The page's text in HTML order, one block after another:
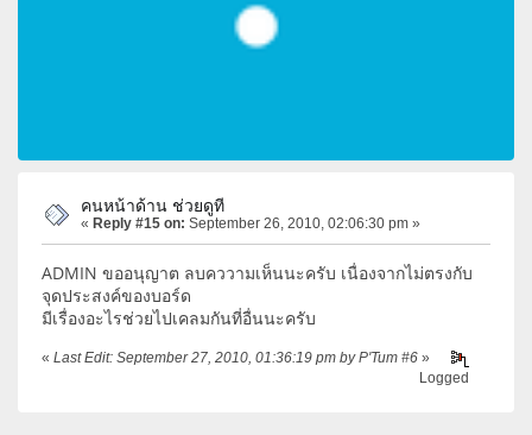
คนหน้าด้าน ช่วยดูที
« Reply #15 on: September 26, 2010, 02:06:30 pm »
ADMIN ขออนุญาต ลบคววามเห็นนะครับ เนื่องจากไม่ตรงกับ
จุดประสงค์ของบอร์ด
มีเรื่องอะไรช่วยไปเคลมกันที่อื่นนะครับ
« Last Edit: September 27, 2010, 01:36:19 pm by P'Tum #6 »
Logged